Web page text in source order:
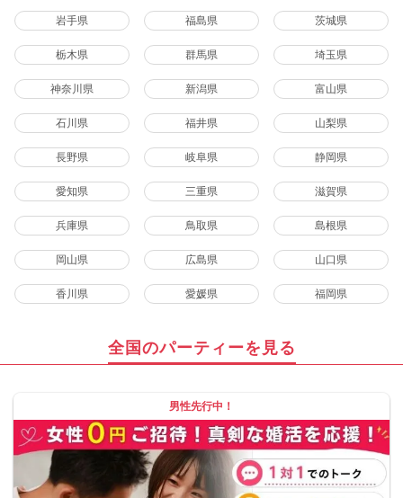
岩手県 福島県 茨城県
栃木県 群馬県 埼玉県
神奈川県 新潟県 富山県
石川県 福井県 山梨県
長野県 岐阜県 静岡県
愛知県 三重県 滋賀県
兵庫県 鳥取県 島根県
岡山県 広島県 山口県
香川県 愛媛県 福岡県
全国のパーティーを見る
男性先行中！